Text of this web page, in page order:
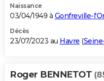
Naissance
03/04/1949 à Gonfreville-
Décès
23/07/2023 au Havre (
Roger BENNETOT